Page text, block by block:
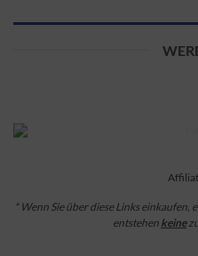
* Wenn Sie über diese Links
entstehen keine